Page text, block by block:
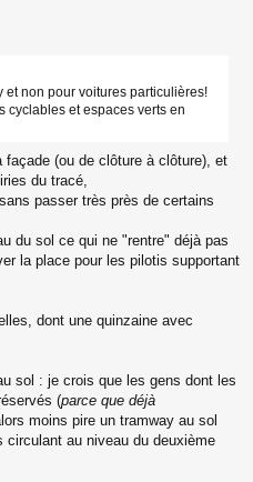
et non pour voitures particulières!
cyclables et espaces verts en
façade (ou de clôture à clôture), et
du tracé,
passer très près de certains
du sol ce qui ne "rentre" déjà pas
la place pour les pilotis supportant
dont une quinzaine avec
sol : je crois que les gens dont les
(parce que déjà
moins pire un tramway au sol
circulant au niveau du deuxième